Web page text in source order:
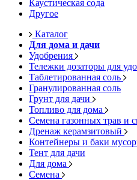
Каустическая сода
Другое
Каталог
Для дома и дачи
Удобрения
Тележки дозаторы для
Таблетированная соль
Гранулированная соль
Грунт для дачи
Топливо для дома
Семена газонных трав и
Дренаж керамзитовый
Контейнеры и баки
Тент для дачи
Для дома
Семена